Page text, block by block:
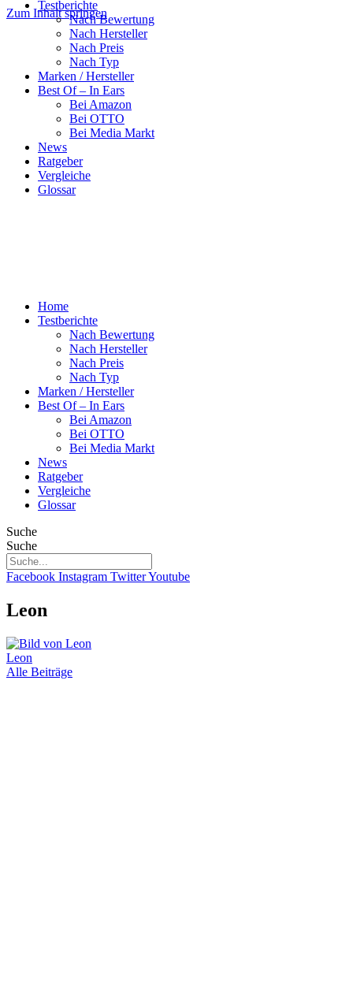
Zum Inhalt springen
Testberichte
Nach Bewertung
Nach Hersteller
Nach Preis
Nach Typ
Marken / Hersteller
Best Of – In Ears
Bei Amazon
Bei OTTO
Bei Media Markt
News
Ratgeber
Vergleiche
Glossar
Home
Testberichte
Nach Bewertung
Nach Hersteller
Nach Preis
Nach Typ
Marken / Hersteller
Best Of – In Ears
Bei Amazon
Bei OTTO
Bei Media Markt
News
Ratgeber
Vergleiche
Glossar
Suche
Suche
Facebook Instagram TwitterYoutube
Leon
Leon
Alle Beiträge